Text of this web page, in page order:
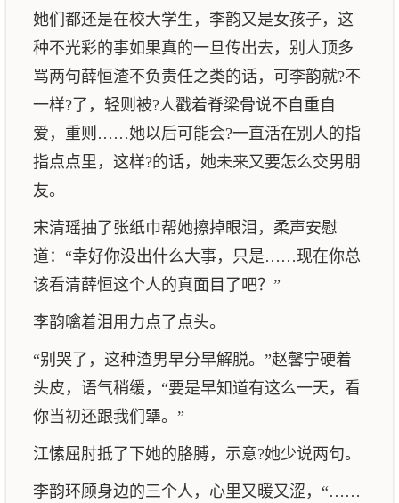
她们都还是在校大学生，李韵又是女孩子，这
种不光彩的事如果真的一旦传出去，别人顶多
骂两句薛恒渣不负责任之类的话，可李韵就?不
一样?了，轻则被?人戳着脊梁骨说不自重自
爱，重则……她以后可能会?一直活在别人的指
指点点里，这样?的话，她未来又要怎么交男朋
友。
宋清瑶抽了张纸巾帮她擦掉眼泪，柔声安慰
道：“幸好你没出什么大事，只是……现在你总
该看清薛恒这个人的真面目了吧？”
李韵噙着泪用力点了点头。
“别哭了，这种渣男早分早解脱。”赵馨宁硬着
头皮，语气稍缓，“要是早知道有这么一天，看
你当初还跟我们犟。”
江愫屈肘抵了下她的胳膊，示意?她少说两句。
李韵环顾身边的三个人，心里又暖又涩，“……